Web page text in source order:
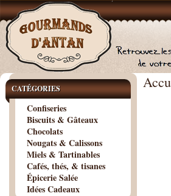
CATÉGORIES
Confiseries
Biscuits & Gâteaux
Chocolats
Nougats & Calissons
Miels & Tartinables
Cafés, thés, & tisanes
Épicerie Salée
Idées Cadeaux